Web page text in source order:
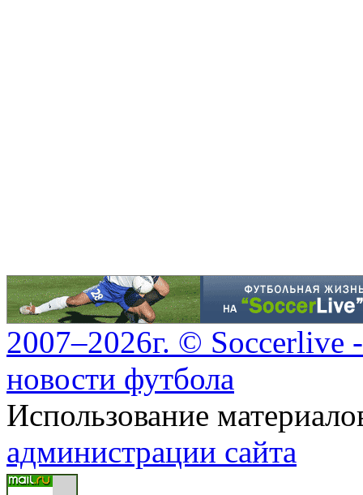
2007–2026г. ©
новости футбола
Использование
администрации сайта